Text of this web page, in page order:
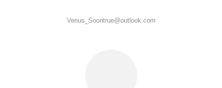
Venus_Soontrue@outlook.com